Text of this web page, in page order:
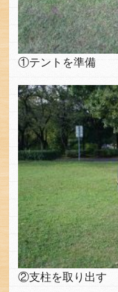
①テントを準備
②支柱を取り出す